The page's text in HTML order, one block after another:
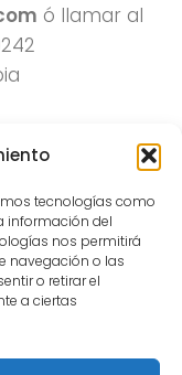
tecnologías como
información del
nos permitirá
navegación o las
o retirar el
a ciertas
ó llamar al
2022.